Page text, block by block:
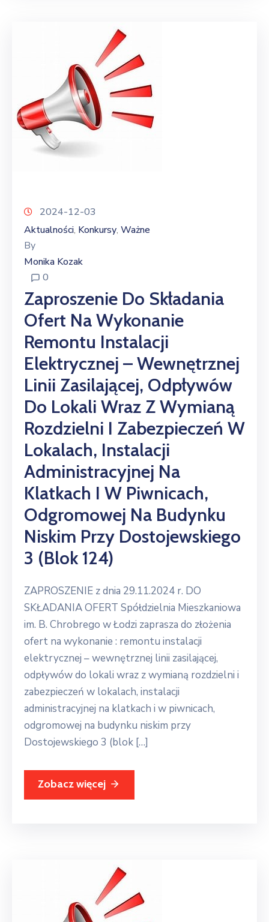
2024-12-03
Aktualności‚ Konkursy‚ Ważne
By
Monika Kozak
0
Zaproszenie Do Składania
Ofert Na Wykonanie
Remontu Instalacji
Elektrycznej – Wewnętrznej
Linii Zasilającej, Odpływów
Do Lokali Wraz Z Wymianą
Rozdzielni I Zabezpieczeń W
Lokalach, Instalacji
Administracyjnej Na
Klatkach I W Piwnicach,
Odgromowej Na Budynku
Niskim Przy Dostojewskiego
3 (blok 124)
ZAPROSZENIE z dnia 29.11.2024 r. DO
SKŁADANIA OFERT Spółdzielnia Mieszkaniowa
im. B. Chrobrego w Łodzi zaprasza do złożenia
ofert na wykonanie : remontu instalacji
elektrycznej – wewnętrznej linii zasilającej,
odpływów do lokali wraz z wymianą rozdzielni i
zabezpieczeń w lokalach, instalacji
administracyjnej na klatkach i w piwnicach,
odgromowej na budynku niskim przy
Dostojewskiego 3 (blok […]
Zobacz więcej